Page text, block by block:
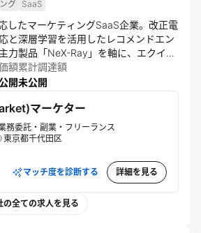
グ SaaS
したマーケティングSaaS企業。改正電
と深層学習を活用したレコメンドエン
力製品「NeX-Ray」を軸に、エクイテ
スで資金調達し、事業再構築補助金も
的な発信も行う。
額
開
累計調達額
未公開
マーケター
務委託・副業・フリーランス
東京都千代田区
マッチ度を診断する 詳細を見る
の全ての求人を見る